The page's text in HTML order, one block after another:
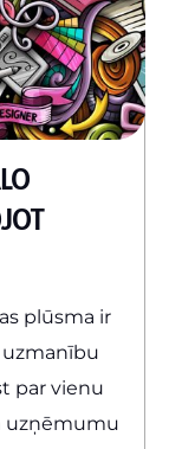
plūsma ir
par vienu
uzņēmumu